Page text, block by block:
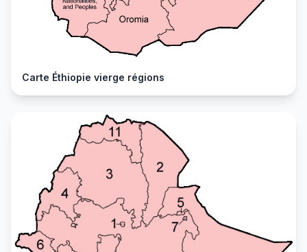
Carte Éthiopie vierge régions